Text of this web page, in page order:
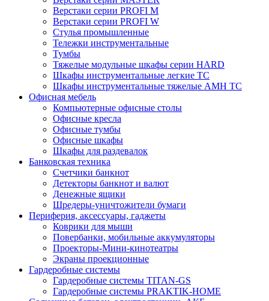
Верстаки серии PROFI M
Верстаки серии PROFI W
Стулья промышленные
Тележки инструментальные
Тумбы
Тяжелые модульные шкафы серии HARD
Шкафы инструментальные легкие ТС
Шкафы инструментальные тяжелые AMH TC
Офисная мебель
Компьютерные офисные столы
Офисные кресла
Офисные тумбы
Офисные шкафы
Шкафы для раздевалок
Банковская техника
Счетчики банкнот
Детекторы банкнот и валют
Денежные ящики
Шредеры-уничтожители бумаги
Периферия, аксессуары, гаджеты
Коврики для мыши
Повербанки, мобильные аккумуляторы
Проекторы-Мини-кинотеатры
Экраны проекционные
Гардеробные системы
Гардеробные системы TITAN-GS
Гардеробные системы PRAKTIK-HOME